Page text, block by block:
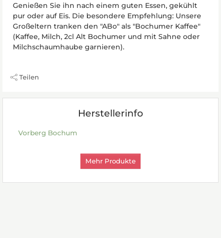
Genießen Sie ihn nach einem guten Essen, gekühlt
pur oder auf Eis. Die besondere Empfehlung: Unsere
Großeltern tranken den "ABo" als "Bochumer Kaffee"
(Kaffee, Milch, 2cl Alt Bochumer und mit Sahne oder
Milchschaumhaube garnieren).
Teilen
Herstellerinfo
Vorberg Bochum
Mehr Produkte